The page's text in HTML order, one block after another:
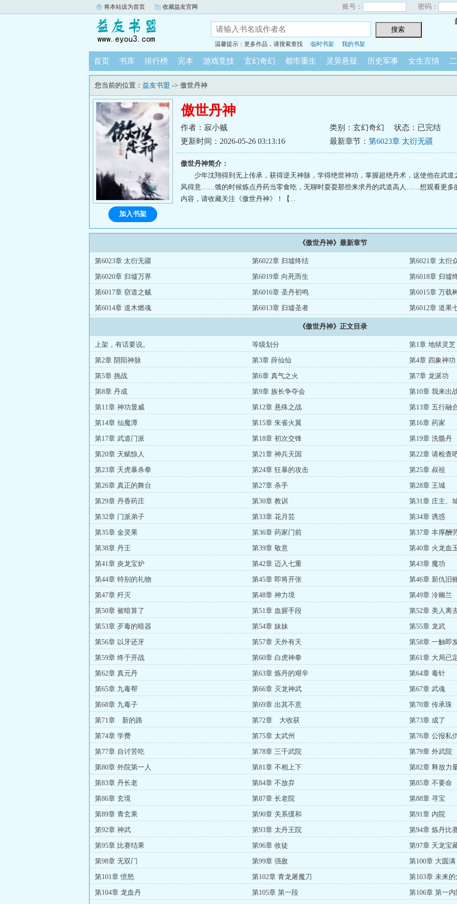
将本站设为首页 收藏益友官网 账号： 密码：
温馨提示：更多作品，请搜索查找 临时书架 我的书架
首页 书库 排行榜 完本 游戏竞技 玄幻奇幻 都市重生 灵异悬疑 历史军事 女生言情
您当前的位置： 益友书盟 -> 傲世丹神
傲世丹神
作者：寂小贼 类别：玄幻奇幻
状态：已完结
更新时间：2026-05-26 03:13:16
最新章节： 第6023章 太衍无疆
傲世丹神简介：
少年沈翔得到无上传承，获得逆天神脉，学得绝世神功，掌握超绝丹术，这使他在武道
风得意……饿的时候炼点丹药当零食吃，无聊时耍耍那些来求丹的武道高人……想观看更多
内容，请收藏关注《傲世丹神》！【...
加入书架
《傲世丹神》最新章节
第6023章 太衍无疆 第6022章 归墟终结 第6021章 太衍
第6020章 归墟万界 第6019章 向死而生 第6018章 归墟
第6017章 窃道之贼 第6016章 圣丹初鸣 第6015章 万载
第6014章 道木燃魂 第6013章 归墟圣者 第6012章 道果
《傲世丹神》正文目录
上架，有话要说。 等级划分 第1章 地狱灵芝
第2章 阴阳神脉 第3章 薛仙仙 第4章 四象神功
第5章 挑战 第6章 真气之火 第7章 龙涎功
第8章 丹成 第9章 族长争夺会 第10章 我来出
第11章 神功显威 第12章 悬殊之战 第13章 五行融
第14章 仙魔潭 第15章 朱雀火翼 第16章 药家
第17章 武道门派 第18章 初次交锋 第19章 洗髓丹
第20章 天赋惊人 第21章 神兵天国 第22章 请检查
第23章 天虎暴杀拳 第24章 狂暴的攻击 第25章 叔祖
第26章 真正的舞台 第27章 杀手 第28章 王城
第29章 丹香药庄 第30章 教训 第31章 庄主、
第32章 门派弟子 第33章 花月芸 第34章 诱惑
第35章 金灵果 第36章 药家门前 第37章 丰厚酬
第38章 丹王 第39章 敬意 第40章 火龙血
第41章 炎龙宝炉 第42章 迈入七重 第43章 魔功
第44章 特别的礼物 第45章 即将开张 第46章 新仇旧
第47章 歼灭 第48章 神力境 第49章 冷幽兰
第50章 被暗算了 第51章 血腥手段 第52章 美人离
第53章 歹毒的暗器 第54章 妹妹 第55章 龙武
第56章 以牙还牙 第57章 天外有天 第58章 一触即
第59章 终于开战 第60章 白虎神拳 第61章 大局已
第62章 真元丹 第63章 炼丹的艰辛 第64章 毒针
第65章 九毒帮 第66章 灭龙神武 第67章 武魂
第68章 九毒子 第69章 出其不意 第70章 传承珠
第71章 新的路 第72章 大收获 第73章 成了
第74章 学费 第75章 太武州 第76章 公报私
第77章 自讨苦吃 第78章 三千武院 第79章 外武院
第80章 外院第一人 第81章 不相上下 第82章 释放力
第83章 丹长老 第84章 不放弃 第85章 不要命
第86章 玄境 第87章 长老院 第88章 寻宝
第89章 青玄果 第90章 关系缓和 第91章 内院
第92章 神武 第93章 太丹王院 第94章 炼丹比
第95章 比赛结果 第96章 收徒 第97章 天龙宝
第98章 无双门 第99章 强敌 第100章 大圆满
第101章 愤怒 第102章 青龙屠魔刀 第103章 未来
第104章 龙血丹 第105章 第一段 第106章 第一内